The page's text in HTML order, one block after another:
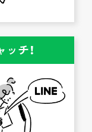
チ！